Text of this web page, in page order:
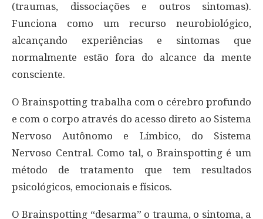
(traumas, dissociações e outros sintomas).
Funciona como um recurso neurobiológico,
alcançando experiências e sintomas que
normalmente estão fora do alcance da mente
consciente.
O Brainspotting trabalha com o cérebro profundo
e com o corpo através do acesso direto ao Sistema
Nervoso Autônomo e Límbico, do Sistema
Nervoso Central. Como tal, o Brainspotting é um
método de tratamento que tem resultados
psicológicos, emocionais e físicos.
O Brainspotting “desarma” o trauma, o sintoma, a